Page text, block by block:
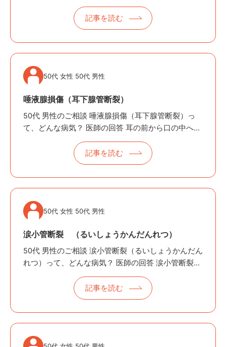
ェック！ ◻︎ 息苦しさ・笛のような呼吸音（ぜーぜ
ー）が出る、夜間の咳が続く&#x…
記事を読む
50代 女性 50代 男性
唾液腺損傷（耳下腺管断裂）
50代 男性のご相談 唾液腺損傷（耳下腺管断裂）っ
て、どんな病気？ 医師の回答 耳の前から口の中へと
唾液を運ぶ細い管（耳下腺管）がケガなどで切れて
しまう状態です。 〜ほっぺのキズなのに、腫れやよ
だれが止まらない？ 実は「…
記事を読む
50代 女性 50代 男性
涙小管断裂 （るいしょうかんだんれつ）
50代 男性のご相談 涙小管断裂（るいしょうかんだん
れつ）って、どんな病気？ 医師の回答 涙小管断裂
（るいしょうかんだんれつ）は、目頭にある涙の通
り道（涙小管）がケガなどで切れてしまう状態で
す。 〜目のキズと思っていたら…
記事を読む